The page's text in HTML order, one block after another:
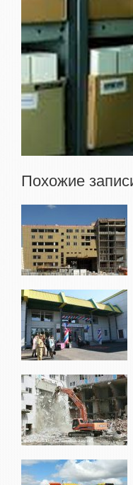
Похожие